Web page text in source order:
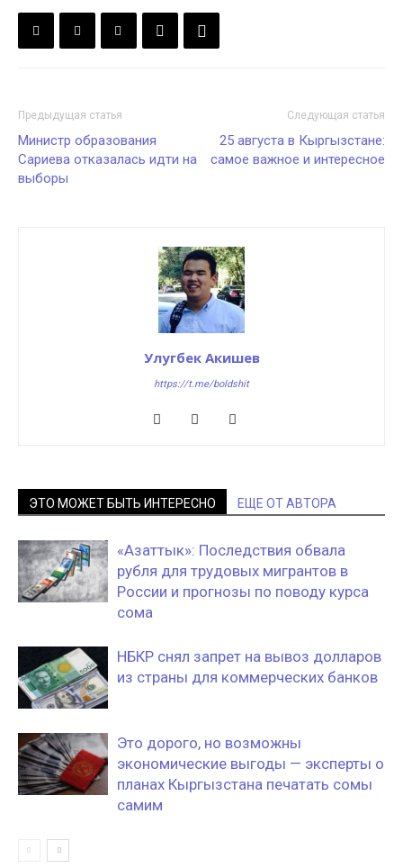
Предыдущая статья
Министр образования
Сариева отказалась идти на
выборы
Следующая статья
25 августа в Кыргызстане:
самое важное и интересное
Улугбек Акишев
https://t.me/boldshit
ЭТО МОЖЕТ БЫТЬ ИНТЕРЕСНО ЕЩЕ ОТ АВТОРА
«Азаттык»: Последствия обвала
рубля для трудовых мигрантов в
России и прогнозы по поводу курса
сома
НБКР снял запрет на вывоз долларов
из страны для коммерческих банков
Это дорого, но возможны
экономические выгоды — эксперты о
планах Кыргызстана печатать сомы
самим